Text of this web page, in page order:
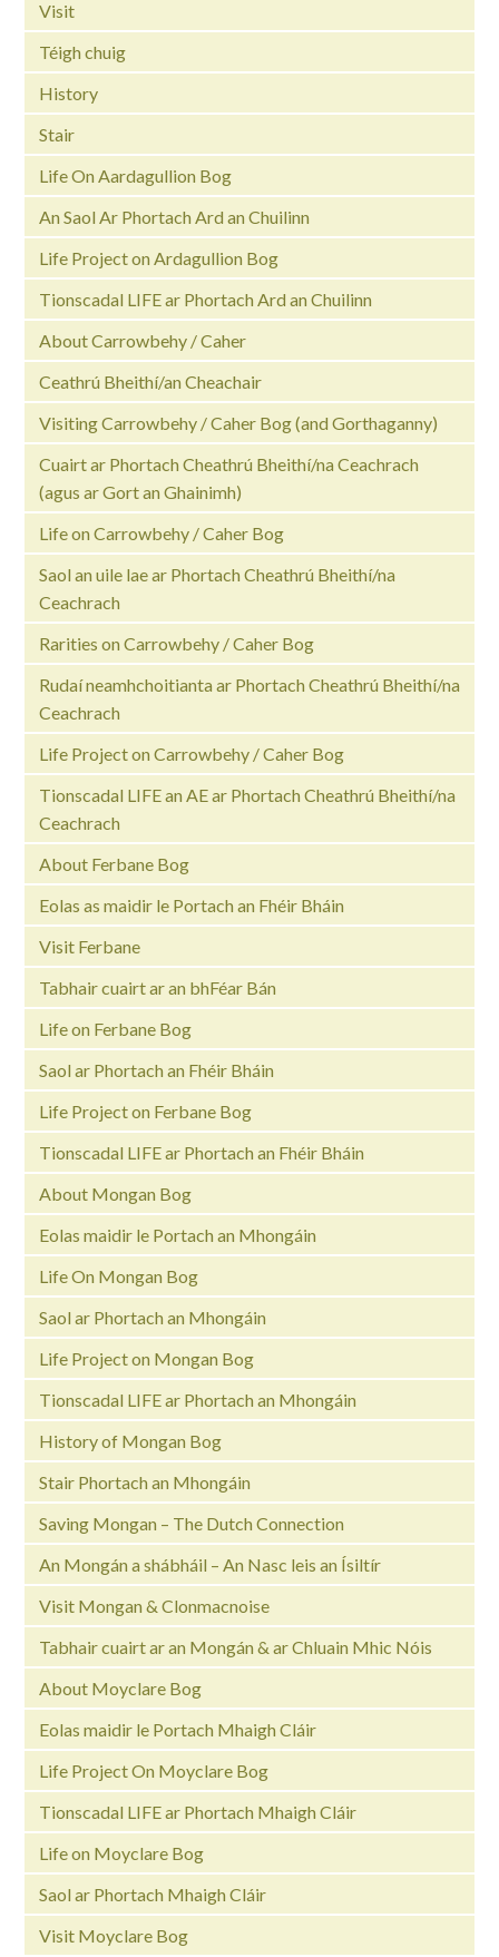
Visit
Téigh chuig
History
Stair
Life On Aardagullion Bog
An Saol Ar Phortach Ard an Chuilinn
Life Project on Ardagullion Bog
Tionscadal LIFE ar Phortach Ard an Chuilinn
About Carrowbehy / Caher
Ceathrú Bheithí/an Cheachair
Visiting Carrowbehy / Caher Bog (and Gorthaganny)
Cuairt ar Phortach Cheathrú Bheithí/na Ceachrach
(agus ar Gort an Ghainimh)
Life on Carrowbehy / Caher Bog
Saol an uile lae ar Phortach Cheathrú Bheithí/na
Ceachrach
Rarities on Carrowbehy / Caher Bog
Rudaí neamhchoitianta ar Phortach Cheathrú Bheithí/na
Ceachrach
Life Project on Carrowbehy / Caher Bog
Tionscadal LIFE an AE ar Phortach Cheathrú Bheithí/na
Ceachrach
About Ferbane Bog
Eolas as maidir le Portach an Fhéir Bháin
Visit Ferbane
Tabhair cuairt ar an bhFéar Bán
Life on Ferbane Bog
Saol ar Phortach an Fhéir Bháin
Life Project on Ferbane Bog
Tionscadal LIFE ar Phortach an Fhéir Bháin
About Mongan Bog
Eolas maidir le Portach an Mhongáin
Life On Mongan Bog
Saol ar Phortach an Mhongáin
Life Project on Mongan Bog
Tionscadal LIFE ar Phortach an Mhongáin
History of Mongan Bog
Stair Phortach an Mhongáin
Saving Mongan – The Dutch Connection
An Mongán a shábháil – An Nasc leis an Ísiltír
Visit Mongan & Clonmacnoise
Tabhair cuairt ar an Mongán & ar Chluain Mhic Nóis
About Moyclare Bog
Eolas maidir le Portach Mhaigh Cláir
Life Project On Moyclare Bog
Tionscadal LIFE ar Phortach Mhaigh Cláir
Life on Moyclare Bog
Saol ar Phortach Mhaigh Cláir
Visit Moyclare Bog